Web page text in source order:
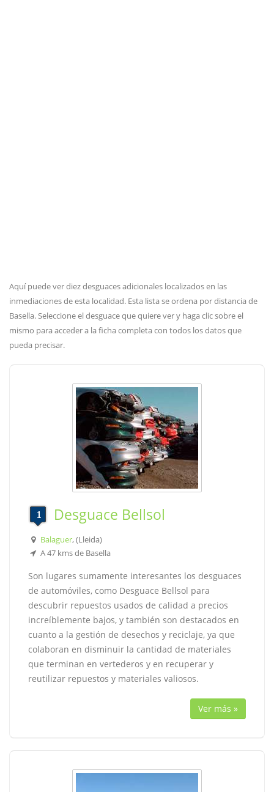
Aquí puede ver diez desguaces adicionales localizados en las
inmediaciones de esta localidad. Esta lista se ordena por distancia de
Basella. Seleccione el desguace que quiere ver y haga clic sobre el
mismo para acceder a la ficha completa con todos los datos que
pueda precisar.
Desguace Bellsol
Balaguer, (Lleida)
A 47 kms de Basella
Son lugares sumamente interesantes los desguaces
de automóviles, como Desguace Bellsol para
descubrir repuestos usados de calidad a precios
increíblemente bajos, y también son destacados en
cuanto a la gestión de desechos y reciclaje, ya que
colaboran en disminuir la cantidad de materiales
que terminan en vertederos y en recuperar y
reutilizar repuestos y materiales valiosos.
Ver más »